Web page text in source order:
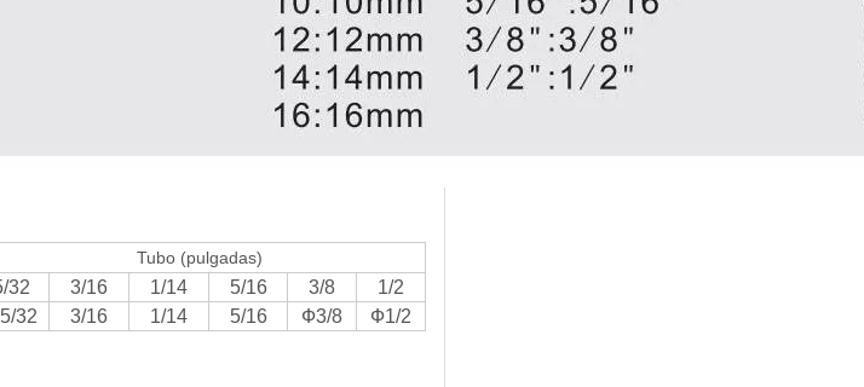
Tubo (pulgadas)
32 3/16 1/14 5/16 3/8
1/2
32 3/16 1/14 5/16 Ф3/8 Ф1/2